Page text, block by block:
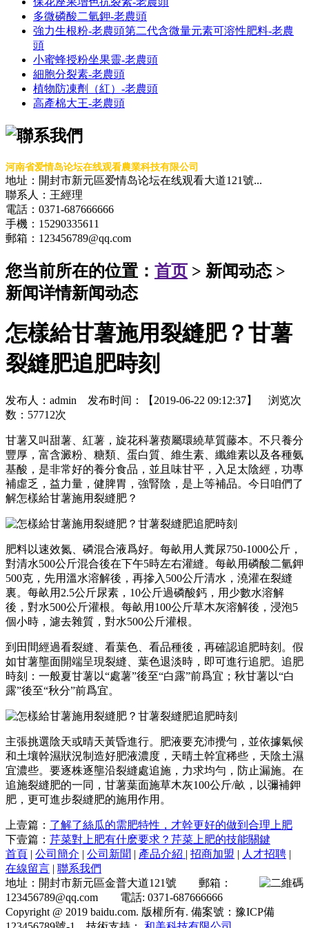
多微磷酸二氫鉀-老農頭
強力生根粉-老農頭第二代含微量元素可溶性肥料-老農
頭
小蜜蜂授粉坐果靈-老農頭
細胞分裂素-老農頭
植物防凍劑（紅）-老農頭
高產棉大王-老農頭
河南省爱情岛论坛在线观看農業科技有限公司
地址：開封市新元區爱情岛论坛在线观看大道121號...
聯系人：王經理
電話：0371-687666666
手機：15290335611
郵箱：123456789@qq.com
您当前所在的位置： 首页 > 新闻动态 >
新闻详情新闻动态
怎樣給甘薯施用裂縫肥？甘薯
裂縫肥追肥時刻
发布人：admin 发布时间：【2019-06-22 09:12:37】 浏览次
数：57712次
甘薯又叫甜薯、紅薯，旋花科薯蓣屬環繞草質藤本。不只養分
豐厚，富含澱粉、糖類、蛋白質、維生素、纖維素以及各種氨
基酸，是非常好的養分食品，並且味甘平，入足太陰經，功專
補虛乏，益力量，健脾胃，強腎陰，是上等補品。今日咱們了
解怎樣給甘薯施用裂縫肥？
肥料以速效氮、磷混合液爲好。每畝用人糞尿750-1000公斤，
對清水500公斤混合後在下午5時左右灌縫。每畝用磷酸二氫鉀
500克，先用溫水溶解後，再摻入500公斤清水，澆灌在裂縫
裏。每畝用2.5公斤尿素，10公斤過磷酸鈣，用少數水溶解
後，對水500公斤灌根。每畝用100公斤草木灰溶解後，浸泡5
個小時，濾去雜質，對水500公斤灌根。
到田間經過看裂縫、看葉色、看品種後，再確認追肥時刻。假
如甘薯壟面開端呈現裂縫、葉色退淡時，即可進行追肥。追肥
時刻：一般夏甘薯以“處薯”後至“白露”前爲宜；秋甘薯以“白
露”後至“秋分”前爲宜。
主張挑選陰天或晴天黃昏進行。肥液要充沛攪勻，並依據氣候
和土壤幹濕狀況制造好肥液濃度，天晴土幹宜稀些，天陰土濕
宜濃些。要逐株逐壟沿裂縫處追施，力求均勻，防止漏施。在
追施裂縫肥的一同，甘薯葉面施草木灰100公斤/畝，以彌補鉀
肥，更可進步裂縫肥的施用作用。
上壹篇： 了解了絲瓜的需肥特性，才幹更好的做到合理上肥
下壹篇： 芹菜對上肥有什麽要求？芹菜上肥的技能關鍵
首頁 | 公司簡介 | 公司新聞 | 產品介紹 | 招商加盟 | 人才招聘 |
在線留言 | 聯系我們
地址：開封市新元區金普大道121號 郵箱：
123456789@qq.com 電話: 0371-687666666
Copyright @ 2019 baidu.com. 版權所有. 備案號：豫ICP備